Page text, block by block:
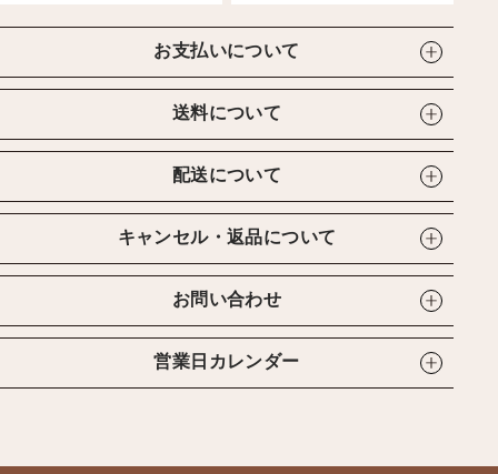
お支払いについて
送料について
配送について
キャンセル・返品について
お問い合わせ
営業日カレンダー